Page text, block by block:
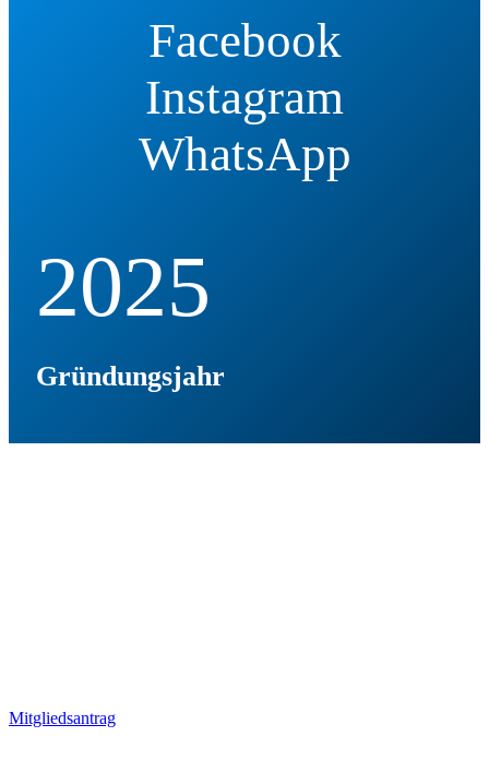
Facebook
Instagram
WhatsApp
2025
Gründungsjahr
Mitgliedsantrag